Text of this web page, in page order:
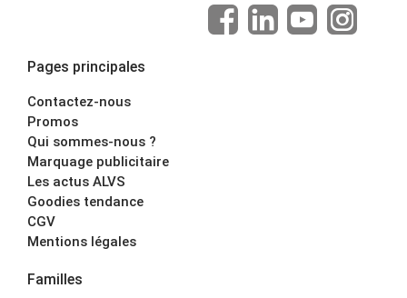
Pages principales
Contactez-nous
Promos
Qui sommes-nous ?
Marquage publicitaire
Les actus ALVS
Goodies tendance
CGV
Mentions légales
Familles